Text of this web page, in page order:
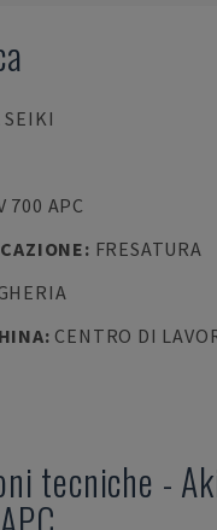
SEIKI
700 APC
: FRESATURA
: CENTRO DI
tecniche -